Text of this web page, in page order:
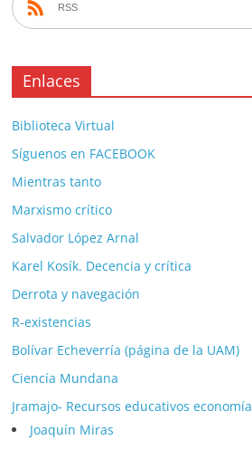
RSS
Enlaces
Biblioteca Virtual
Síguenos en FACEBOOK
Mientras tanto
Marxismo crítico
Salvador López Arnal
Karel Kosík. Decencia y crítica
Derrota y navegación
R-existencias
Bolívar Echeverría (página de la UAM)
Ciencía Mundana
Jramajo- Recursos educativos economía
Joaquín Miras